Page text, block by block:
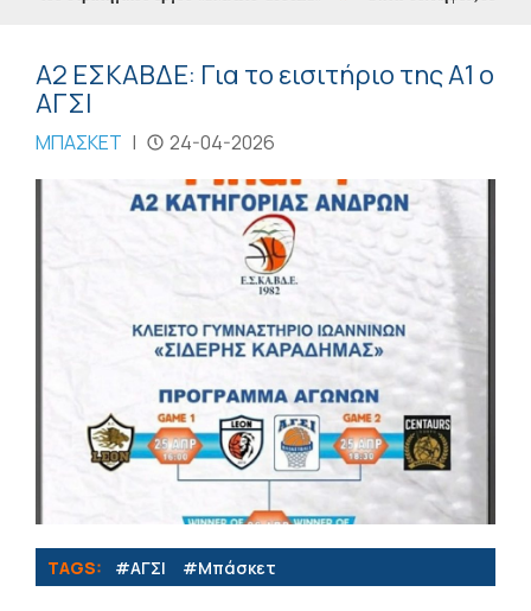
Α2 ΕΣΚΑΒΔΕ: Για το εισιτήριο της Α1 ο
ΑΓΣΙ
ΜΠΑΣΚΕΤ | 24-04-2026
TAGS: #ΑΓΣΙ #Μπάσκετ